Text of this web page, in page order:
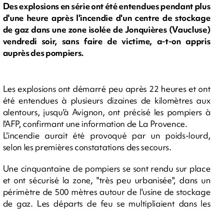
Des explosions en série ont été entendues pendant plus
d'une heure après l'incendie d'un centre de stockage
de gaz dans une zone isolée de Jonquières (Vaucluse)
vendredi soir, sans faire de victime, a-t-on appris
auprès des pompiers.
Les explosions ont démarré peu après 22 heures et ont
été entendues à plusieurs dizaines de kilomètres aux
alentours, jusqu'à Avignon, ont précisé les pompiers à
l'AFP, confirmant une information de La Provence.
L'incendie aurait été provoqué par un poids-lourd,
selon les premières constatations des secours.
Une cinquantaine de pompiers se sont rendu sur place
et ont sécurisé la zone, "très peu urbanisée", dans un
périmètre de 500 mètres autour de l'usine de stockage
de gaz. Les départs de feu se multipliaient dans les